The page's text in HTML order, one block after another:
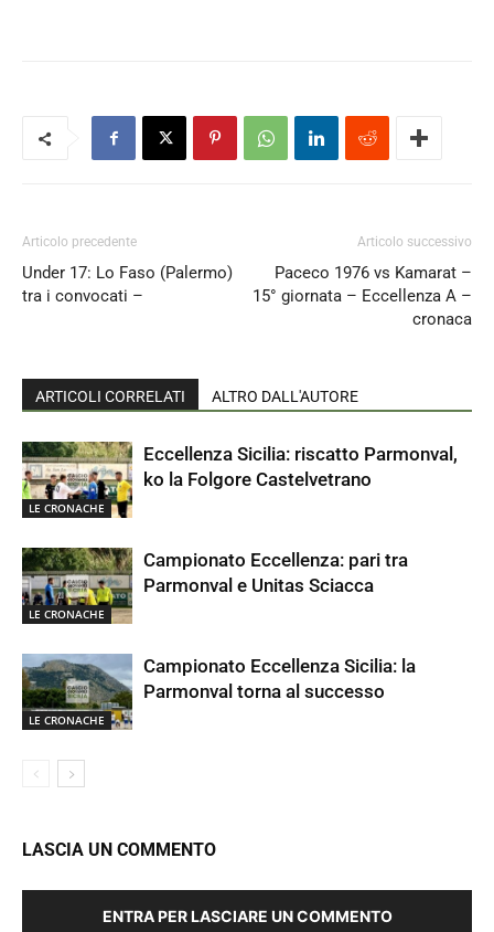
Articolo precedente
Under 17: Lo Faso (Palermo)
tra i convocati –
Articolo successivo
Paceco 1976 vs Kamarat –
15° giornata – Eccellenza A –
cronaca
ARTICOLI CORRELATI ALTRO DALL'AUTORE
LE CRONACHE
Eccellenza Sicilia: riscatto Parmonval,
ko la Folgore Castelvetrano
LE CRONACHE
Campionato Eccellenza: pari tra
Parmonval e Unitas Sciacca
LE CRONACHE
Campionato Eccellenza Sicilia: la
Parmonval torna al successo
LASCIA UN COMMENTO
ENTRA PER LASCIARE UN COMMENTO